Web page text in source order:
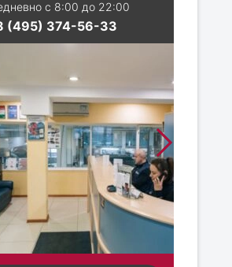
с 8:00 до 22:00
(495) 374-56-33